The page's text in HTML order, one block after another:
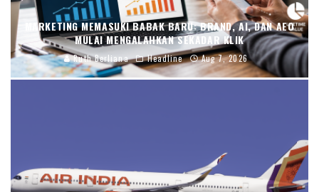
MARKETING MEMASUKI BABAK BARU: BRAND, AI, DAN AEO
MULAI MENGALAHKAN SEKADAR KLIK
Ruth Berliana Headline Aug 7, 2026